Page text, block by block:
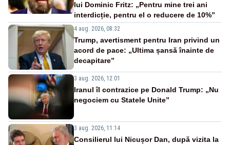
lui Dominic Fritz: „Pentru mine trei ani
interdicție, pentru el o reducere de 10%”
4 aug. 2026, 08:32
Trump, avertisment pentru Iran privind un
acord de pace: „Ultima șansă înainte de
decapitare”
3 aug. 2026, 12:01
Iranul îl contrazice pe Donald Trump: „Nu
negociem cu Statele Unite”
3 aug. 2026, 11:14
Consilierul lui Nicușor Dan, după vizita la